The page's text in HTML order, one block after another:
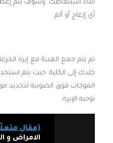
أثناء استيقاظك. وسوف يتم
أي إزعاج أو ألم.
ثم يتم جمع العينة مع إبرة
جلدك إلى الكلية. حيث يتم
الموجات فوق الصوتية لتحديد
توجيه الإبرة.
(مقال
الامراض و